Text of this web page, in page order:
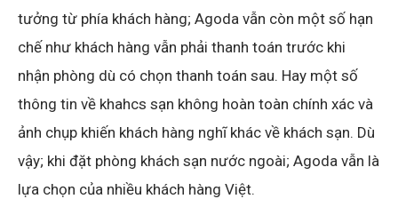
tưởng từ phía khách hàng; Agoda vẫn còn một số hạn
chế như khách hàng vẫn phải thanh toán trước khi
nhận phòng dù có chọn thanh toán sau. Hay một số
thông tin về khahcs sạn không hoàn toàn chính xác và
ảnh chụp khiến khách hàng nghĩ khác về khách sạn. Dù
vậy; khi đặt phòng khách sạn nước ngoài; Agoda vẫn là
lựa chọn của nhiều khách hàng Việt.